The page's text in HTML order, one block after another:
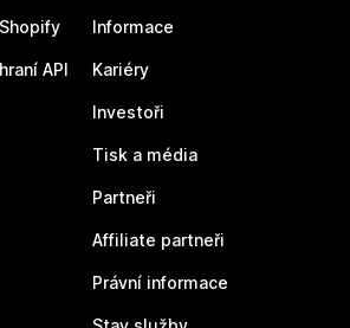
API
Informace
Kariéry
Investoři
Tisk a média
Partneři
Affiliate partneři
Právní informace